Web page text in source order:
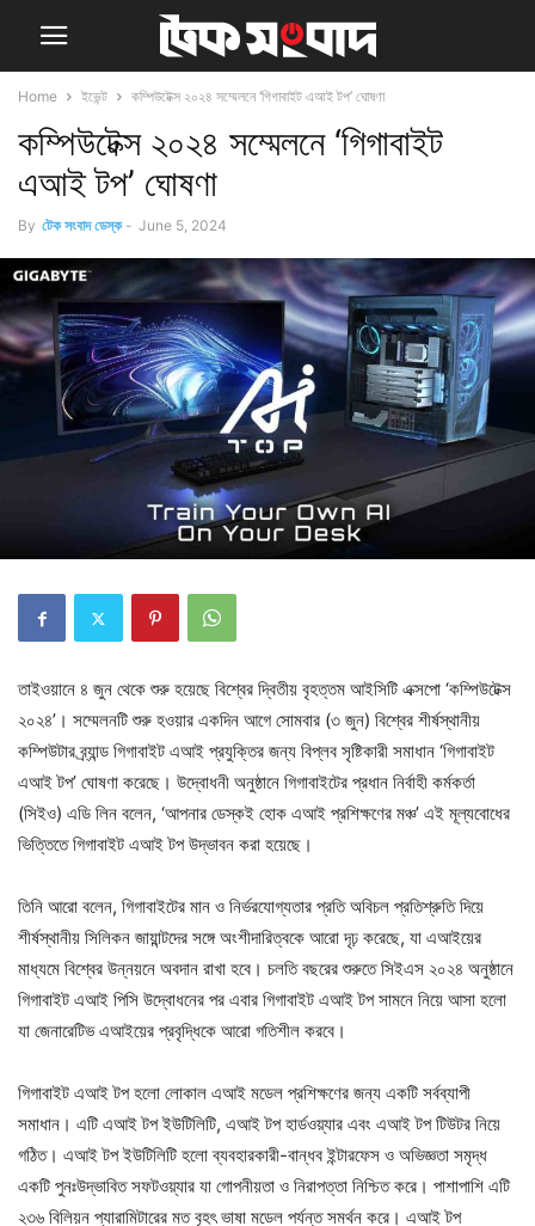
Home ইভেন্ট কম্পিউটেক্স ২০২৪ সম্মেলনে ‘গিগাবাইট এআই টপ’ ঘোষণা
কম্পিউটেক্স ২০২৪ সম্মেলনে ‘গিগাবাইট
এআই টপ’ ঘোষণা
By টেক সংবাদ ডেস্ক - June 5, 2024
তাইওয়ানে ৪ জুন থেকে শুরু হয়েছে বিশ্বের দ্বিতীয় বৃহত্তম আইসিটি এক্সপো ‘কম্পিউটেক্স
২০২৪’। সম্মেলনটি শুরু হওয়ার একদিন আগে সোমবার (৩ জুন) বিশ্বের শীর্ষস্থানীয়
কম্পিউটার ব্র্যান্ড গিগাবাইট এআই প্রযুক্তির জন্য বিপ্লব সৃষ্টিকারী সমাধান ‘গিগাবাইট
এআই টপ’ ঘোষণা করেছে। উদ্বোধনী অনুষ্ঠানে গিগাবাইটের প্রধান নির্বাহী কর্মকর্তা
(সিইও) এডি লিন বলেন, ‘আপনার ডেস্কই হোক এআই প্রশিক্ষণের মঞ্চ’ এই মূল্যবোধের
ভিত্তিতে গিগাবাইট এআই টপ উদ্ভাবন করা হয়েছে।
তিনি আরো বলেন, গিগাবাইটের মান ও নির্ভরযোগ্যতার প্রতি অবিচল প্রতিশ্রুতি দিয়ে
শীর্ষস্থানীয় সিলিকন জায়ান্টদের সঙ্গে অংশীদারিত্বকে আরো দৃঢ় করেছে, যা এআইয়ের
মাধ্যমে বিশ্বের উন্নয়নে অবদান রাখা হবে। চলতি বছরের শুরুতে সিইএস ২০২৪ অনুষ্ঠানে
গিগাবাইট এআই পিসি উদ্বোধনের পর এবার গিগাবাইট এআই টপ সামনে নিয়ে আসা হলো
যা জেনারেটিভ এআইয়ের প্রবৃদ্ধিকে আরো গতিশীল করবে।
গিগাবাইট এআই টপ হলো লোকাল এআই মডেল প্রশিক্ষণের জন্য একটি সর্বব্যাপী
সমাধান। এটি এআই টপ ইউটিলিটি, এআই টপ হার্ডওয়্যার এবং এআই টপ টিউটর নিয়ে
গঠিত। এআই টপ ইউটিলিটি হলো ব্যবহারকারী-বান্ধব ইন্টারফেস ও অভিজ্ঞতা সমৃদ্ধ
একটি পুনঃউদ্ভাবিত সফটওয়্যার যা গোপনীয়তা ও নিরাপত্তা নিশ্চিত করে। পাশাপাশি এটি
২৩৬ বিলিয়ন প্যারামিটারের মত বৃহৎ ভাষা মডেল পর্যন্ত সমর্থন করে। এআই টপ